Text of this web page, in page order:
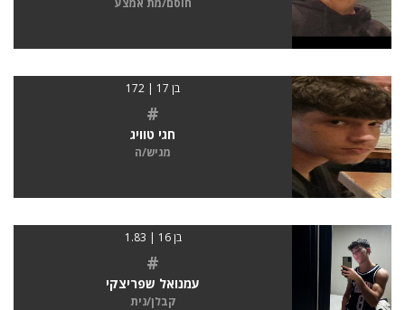
בן 17 | 172
#
חגי טוויג
מגיש/ה
בן 16 | 1.83
#
עמנואל שפריצקי
קבלן/נית